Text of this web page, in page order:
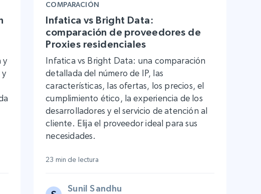
y
COMPARACIÓN
Infatica vs Bright Data:
comparación de proveedores de
Proxies residenciales
Infatica vs Bright Data: una comparación
detallada del número de IP, las
características, las ofertas, los precios, el
cumplimiento ético, la experiencia de los
desarrolladores y el servicio de atención al
cliente. Elija el proveedor ideal para sus
necesidades.
23 min de lectura
Sunil Sandhu